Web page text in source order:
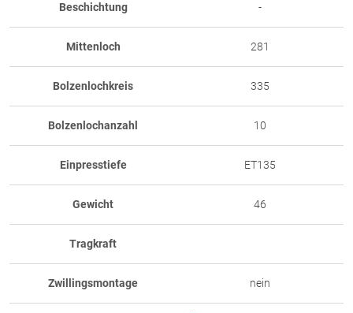
Beschichtung -
Mittenloch 281
Bolzenlochkreis 335
Bolzenlochanzahl 10
Einpresstiefe ET135
Gewicht 46
Tragkraft
Zwillingsmontage nein